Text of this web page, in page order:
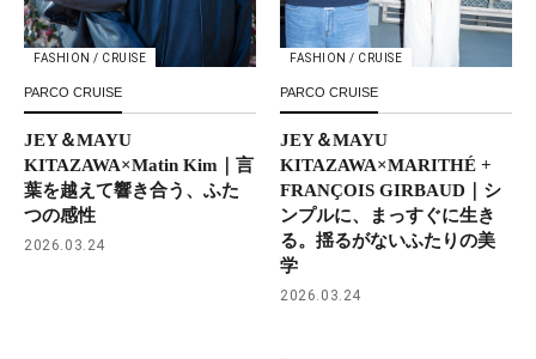
FASHION / CRUISE
PARCO CRUISE
JEY＆MAYU
KITAZAWA×Matin Kim｜言
葉を越えて響き合う、ふた
つの感性
2026.03.24
FASHION / CRUISE
PARCO CRUISE
JEY＆MAYU
KITAZAWA×MARITHÉ +
FRANÇOIS GIRBAUD｜シ
ンプルに、まっすぐに生き
る。揺るがないふたりの美
学
2026.03.24